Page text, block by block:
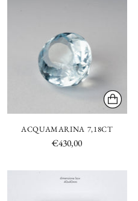
ACQUAMARINA 7,18CT
€430,00